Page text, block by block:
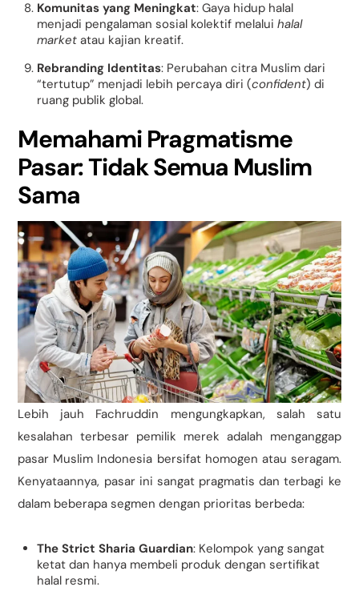
Komunitas yang Meningkat: Gaya hidup halal
menjadi pengalaman sosial kolektif melaluihalal
market atau kajian kreatif.
Rebranding Identitas: Perubahan citra Muslim dari
“tertutup” menjadi lebih percaya diri (confident) di
ruang publik global.
Memahami Pragmatisme
Pasar: Tidak Semua Muslim
Sama
Lebih jauh Fachruddin mengungkapkan, salah satu
kesalahan terbesar pemilik merek adalah menganggap
pasar Muslim Indonesia bersifat homogen atau seragam.
Kenyataannya, pasar ini sangat pragmatis dan terbagi ke
dalam beberapa segmen dengan prioritas berbeda:
The Strict Sharia Guardian: Kelompok yang sangat
ketat dan hanya membeli produk dengan sertifikat
halal resmi.